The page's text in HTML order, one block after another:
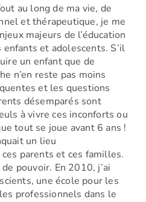
au long de ma vie, de
et thérapeutique, je me
majeurs de l’éducation
et adolescents. S’il
un enfant que de
n’en reste pas moins
et les questions
désemparés sont
à vivre ces inconforts ou
tout se joue avant 6 ans !
un lieu
parents et ces familles.
pouvoir. En 2010, j’ai
une école pour les
professionnels dans le